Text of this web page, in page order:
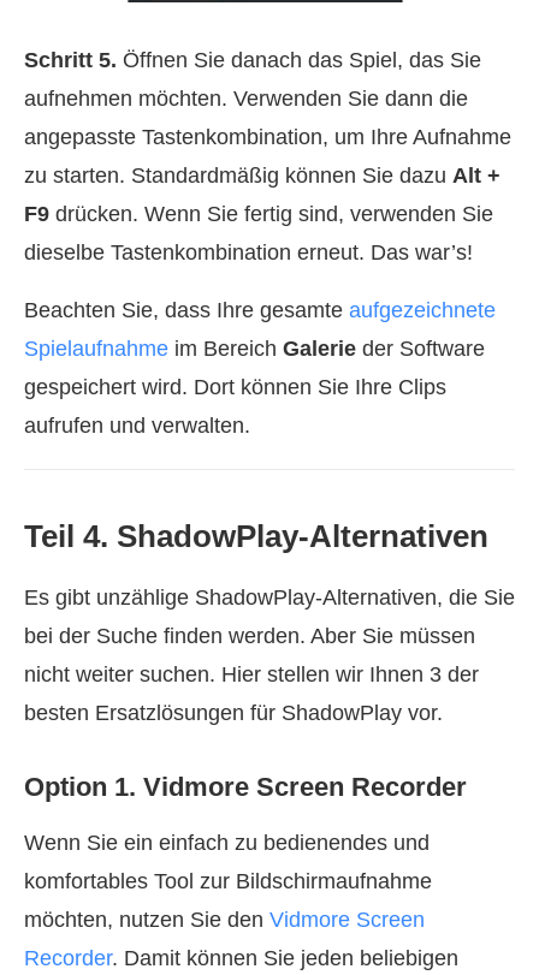
Schritt 5. Öffnen Sie danach das Spiel, das Sie
aufnehmen möchten. Verwenden Sie dann die
angepasste Tastenkombination, um Ihre Aufnahme
zu starten. Standardmäßig können Sie dazu Alt +
F9 drücken. Wenn Sie fertig sind, verwenden Sie
dieselbe Tastenkombination erneut. Das war’s!
Beachten Sie, dass Ihre gesamte aufgezeichnete
Spielaufnahme im Bereich Galerie der Software
gespeichert wird. Dort können Sie Ihre Clips
aufrufen und verwalten.
Teil 4. ShadowPlay-Alternativen
Es gibt unzählige ShadowPlay-Alternativen, die Sie
bei der Suche finden werden. Aber Sie müssen
nicht weiter suchen. Hier stellen wir Ihnen 3 der
besten Ersatzlösungen für ShadowPlay vor.
Option 1. Vidmore Screen Recorder
Wenn Sie ein einfach zu bedienendes und
komfortables Tool zur Bildschirmaufnahme
möchten, nutzen Sie den Vidmore Screen
Recorder. Damit können Sie jeden beliebigen